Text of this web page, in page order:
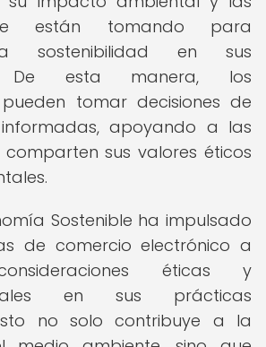
están tomando para
sostenibilidad en sus
De esta manera, los
tomar decisiones de
apoyando a las
sus valores éticos
Sostenible ha impulsado
de comercio electrónico a
éticas y
en sus prácticas
no solo contribuye a la